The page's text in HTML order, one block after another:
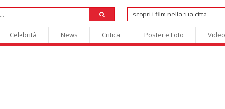
Celebrità News Critica Poster e Foto Video